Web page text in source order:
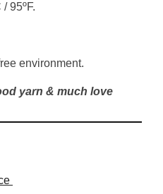
95ºF.
environment.
yarn & much love